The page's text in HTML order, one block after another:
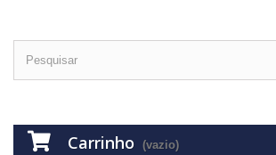
Carrinho (vazio)